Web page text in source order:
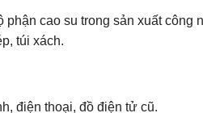
cao su trong sản xuất công
túi xách.
điện thoại, đồ điện tử cũ.